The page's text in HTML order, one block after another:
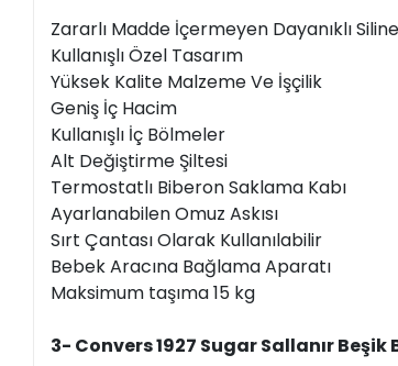
Zararlı Madde İçermeyen Dayanıklı
Kullanışlı Özel Tasarım
Yüksek Kalite Malzeme Ve İşçilik
Geniş İç Hacim
Kullanışlı İç Bölmeler
Alt Değiştirme Şiltesi
Termostatlı Biberon Saklama Kabı
Ayarlanabilen Omuz Askısı
Sırt Çantası Olarak Kullanılabilir
Bebek Aracına Bağlama Aparatı
Maksimum taşıma 15 kg
3- Convers 1927 Sugar Sallanır Beşik